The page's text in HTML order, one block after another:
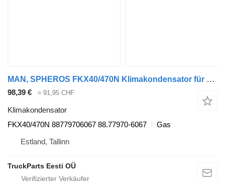
MAN, SPHEROS FKX40/470N Klimakondensator für MAN Bus
98,39 € ≈ 91,95 CHF
Klimakondensator
FKX40/470N 88779706067 88.77970-6067
Gas
Estland, Tallinn
TruckParts Eesti OÜ